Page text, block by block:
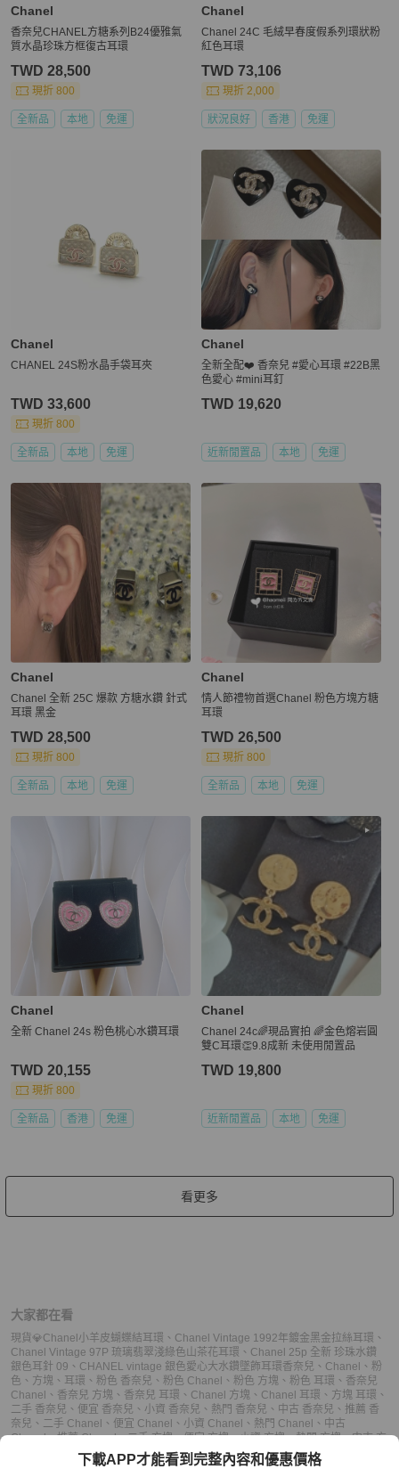
Chanel
香奈兒CHANEL方糖系列B24優雅氣
質水晶珍珠方框復古耳環
TWD 28,500
現折 800
全新品 本地 免運
Chanel
Chanel 24C 毛絨早春度假系列環狀粉
紅色耳環
TWD 73,106
現折 2,000
狀況良好 香港 免運
Chanel
CHANEL 24S粉水晶手袋耳夾
TWD 33,600
現折 800
全新品 本地 免運
Chanel
全新全配❤️ 香奈兒 #愛心耳環 #22B黑
色愛心 #mini耳釘
TWD 19,620
近新閒置品 本地 免運
Chanel
Chanel 全新 25C 爆款 方糖水鑽 針式
耳環 黑金
TWD 28,500
現折 800
全新品 本地 免運
Chanel
情人節禮物首選Chanel 粉色方塊方糖
耳環
TWD 26,500
現折 800
全新品 本地 免運
Chanel
全新 Chanel 24s 粉色桃心水鑽耳環
TWD 20,155
現折 800
全新品 香港 免運
Chanel
Chanel 24c🌈現品實拍 🌈金色熔岩圓
雙C耳環👏9.8成新 未使用閒置品
TWD 19,800
近新閒置品 本地 免運
看更多
大家都在看
現貨💎Chanel小羊皮蝴蝶結耳環 、 Chanel Vintage 1992年鍍金黑金拉絲耳環 、
Chanel Vintage 97P 琉璃翡翠淺綠色山茶花耳環 、 Chanel 25p 全新 珍珠水鑽
銀色耳針 09 、 CHANEL vintage 銀色愛心大水鑽墜飾耳環香奈兒 、 Chanel 、 粉
色 、 方塊 、 耳環 、 粉色 香奈兒 、 粉色 Chanel 、 粉色 方塊 、 粉色 耳環 、 香奈兒
Chanel 、 香奈兒 方塊 、 香奈兒 耳環 、 Chanel 方塊 、 Chanel 耳環 、 方塊 耳環 、
二手 香奈兒 、 便宜 香奈兒 、 小資 香奈兒 、 熱門 香奈兒 、 中古 香奈兒 、 推薦 香
奈兒 、 二手 Chanel 、 便宜 Chanel 、 小資 Chanel 、 熱門 Chanel 、 中古
Chanel、推薦 Chanel、二手 方塊、便宜 方塊、小資 方塊、熱門 方塊、中古 方
、二手 耳環、 便宜 耳環、小資 耳環、熱門 耳環、中古 耳環
下載APP才能看到完整內容和優惠價格